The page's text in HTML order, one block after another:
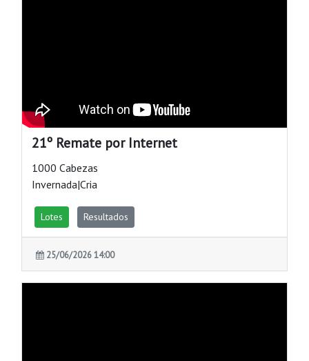
21º Remate por Internet
1000 Cabezas
Invernada|Cria
Lotes Resultados
25/06/2026 14:00